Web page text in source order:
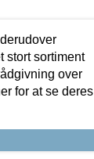
stort sortiment
over
for at se deres